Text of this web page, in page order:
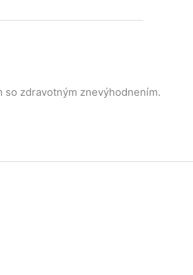
zdravotným znevýhodnením.